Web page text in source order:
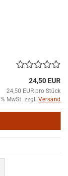
24,50 EUR
24,50 EUR pro Stück
MwSt. zzgl. Versand